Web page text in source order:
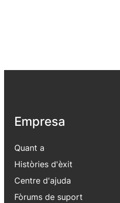
Empresa
Quant a
Històries d'èxit
Centre d'ajuda
Fòrums de suport